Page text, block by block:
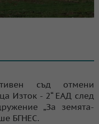
съд отмени
Изток - 2“ ЕАД след
„За земята-
БГНЕС.